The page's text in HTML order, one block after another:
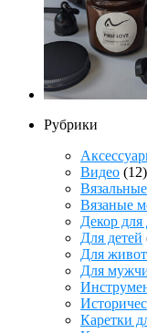
Рубрики
Видео (12)
Вязаные
Декор для
Для детей
Для
Для
Каретки